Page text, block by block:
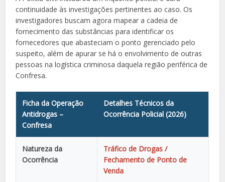
continuidade às investigações pertinentes ao caso. Os
investigadores buscam agora mapear a cadeia de
fornecimento das substâncias para identificar os
fornecedores que abasteciam o ponto gerenciado pelo
suspeito, além de apurar se há o envolvimento de outras
pessoas na logística criminosa daquela região periférica de
Confresa.
Ficha da Operação
Antidrogas –
Confresa
Detalhes Técnicos da
Ocorrência Policial (2026)
Natureza da
Ocorrência
Tráfico de Drogas /
Fechamento de Ponto de
Venda